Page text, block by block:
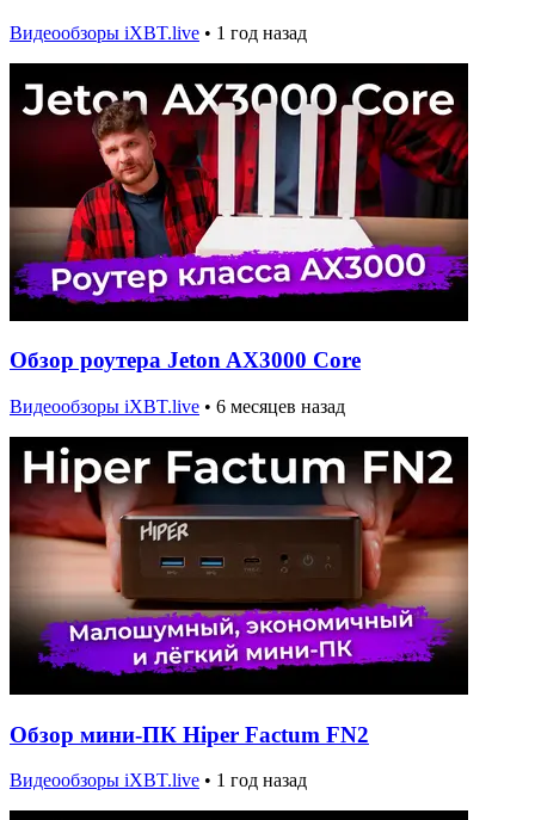
Видеообзоры iXBT.live • 1 год назад
Обзор роутера Jeton AX3000 Core
Видеообзоры iXBT.live • 6 месяцев назад
Обзор мини-ПК Hiper Factum FN2
Видеообзоры iXBT.live • 1 год назад